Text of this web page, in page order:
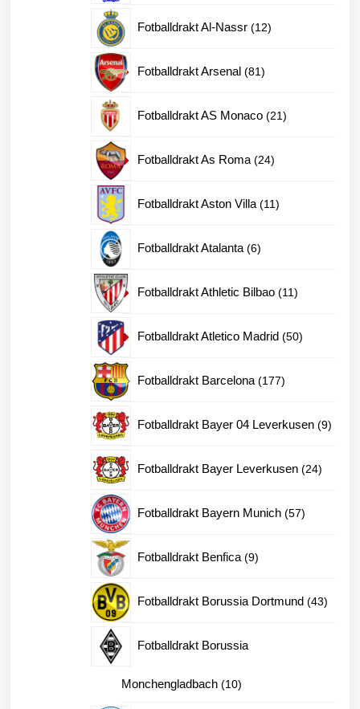
Fotballdrakt Al-Nassr 1212
Fotballdrakt Arsenal 8181
Fotballdrakt AS Monaco 2121
Fotballdrakt As Roma 2424
Fotballdrakt Aston Villa 1111
Fotballdrakt Atalanta 66
Fotballdrakt Athletic Bilbao 1111
Fotballdrakt Atletico Madrid 5050
Fotballdrakt Barcelona 177177
Fotballdrakt Bayer 04 Leverkusen 99
Fotballdrakt Bayer Leverkusen 2424
Fotballdrakt Bayern Munich 5757
Fotballdrakt Benfica 99
Fotballdrakt Borussia Dortmund 4343
Fotballdrakt Borussia
Monchengladbach 1010